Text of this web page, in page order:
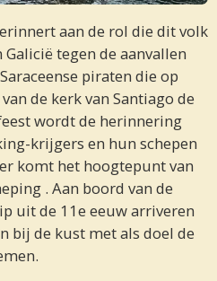
aan de rol die dit volk
tegen de aanvallen
piraten die op
de kerk van Santiago de
wordt de herinnering
krijgers en hun schepen
komt het hoogtepunt van
. Aan boord van de
uit de 11e eeuw arriveren
bij de kust met als doel de